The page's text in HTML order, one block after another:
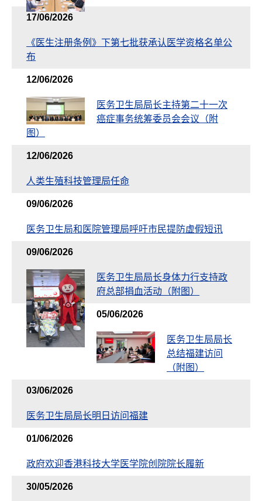
17/06/2026
《医生注册条例》下第七批获承认医学资格名单公
布
12/06/2026
医务卫生局局长主持第二十一次
癌症事务统筹委员会会议（附
图）
12/06/2026
人类生殖科技管理局任命
09/06/2026
医务卫生局和医院管理局呼吁市民提防虚假短讯
09/06/2026
医务卫生局局长身体力行支持政
府总部捐血活动（附图）
05/06/2026
医务卫生局局长
总结福建访问
（附图）
03/06/2026
医务卫生局局长明日访问福建
01/06/2026
政府欢迎香港科技大学医学院创院院长履新
30/05/2026